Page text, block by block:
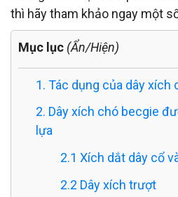
thì hãy tham khảo ngay một
Mục lục (Ẩn/Hiện)
1. Tác dụng của dây xích
2. Dây xích chó becgie
lựa
2.1 Xích dắt dây cổ
2.2 Dây xích trượt